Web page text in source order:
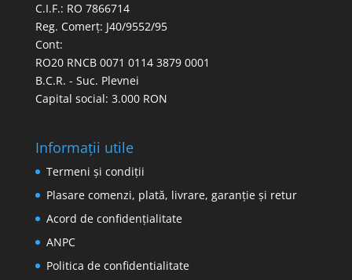
C.I.F.: RO 7866714
Reg. Comerț: J40/9552/95
Cont:
RO20 RNCB 0071 0114 3879 0001
B.C.R. - Suc. Plevnei
Capital social: 3.000 RON
Informații utile
Termeni și condiții
Plasare comenzi, plată, livrare, garanție și retur
Acord de confidențialitate
ANPC
Politica de confidentialitate